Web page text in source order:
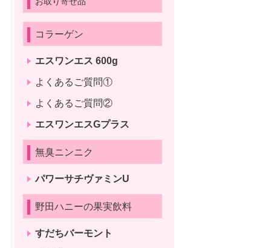
コラーゲン
エスワンエス 600g
よくあるご質問①
よくあるご質問②
エスワンエスGプラス
無臭ニンニク
パワーサチヴァミンU
野田ハニーの果実飲料
すだちバーモント